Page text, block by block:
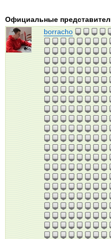
Официальные
borracho